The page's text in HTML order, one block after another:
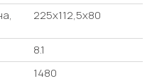
225x112,5x80
8.1
1480